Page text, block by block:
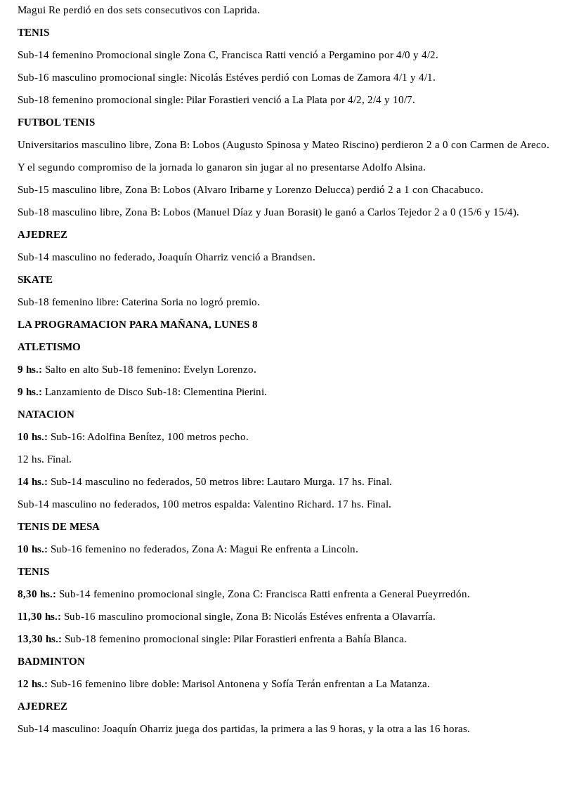
Magui Re perdió en dos sets consecutivos con Laprida.
TENIS
Sub-14 femenino Promocional single Zona C, Francisca Ratti venció a Pergamino por 4/0 y 4/2.
Sub-16 masculino promocional single: Nicolás Estéves perdió con Lomas de Zamora 4/1 y 4/1.
Sub-18 femenino promocional single: Pilar Forastieri venció a La Plata por 4/2, 2/4 y 10/7.
FUTBOL TENIS
Universitarios masculino libre, Zona B: Lobos (Augusto Spinosa y Mateo Riscino) perdieron 2 a 0 con Carmen de Areco.
Y el segundo compromiso de la jornada lo ganaron sin jugar al no presentarse Adolfo Alsina.
Sub-15 masculino libre, Zona B: Lobos (Alvaro Iribarne y Lorenzo Delucca) perdió 2 a 1 con Chacabuco.
Sub-18 masculino libre, Zona B: Lobos (Manuel Díaz y Juan Borasit) le ganó a Carlos Tejedor 2 a 0 (15/6 y 15/4).
AJEDREZ
Sub-14 masculino no federado, Joaquín Oharriz venció a Brandsen.
SKATE
Sub-18 femenino libre: Caterina Soria no logró premio.
LA PROGRAMACION PARA MAÑANA, LUNES 8
ATLETISMO
9 hs.: Salto en alto Sub-18 femenino: Evelyn Lorenzo.
9 hs.: Lanzamiento de Disco Sub-18: Clementina Pierini.
NATACION
10 hs.: Sub-16: Adolfina Benítez, 100 metros pecho.
12 hs. Final.
14 hs.: Sub-14 masculino no federados, 50 metros libre: Lautaro Murga. 17 hs. Final.
Sub-14 masculino no federados, 100 metros espalda: Valentino Richard. 17 hs. Final.
TENIS DE MESA
10 hs.: Sub-16 femenino no federados, Zona A: Magui Re enfrenta a Lincoln.
TENIS
8,30 hs.: Sub-14 femenino promocional single, Zona C: Francisca Ratti enfrenta a General Pueyrredón.
11,30 hs.: Sub-16 masculino promocional single, Zona B: Nicolás Estéves enfrenta a Olavarría.
13,30 hs.: Sub-18 femenino promocional single: Pilar Forastieri enfrenta a Bahía Blanca.
BADMINTON
12 hs.: Sub-16 femenino libre doble: Marisol Antonena y Sofía Terán enfrentan a La Matanza.
AJEDREZ
Sub-14 masculino: Joaquín Oharriz juega dos partidas, la primera a las 9 horas, y la otra a las 16 horas.